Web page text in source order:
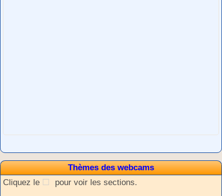
Thèmes des webcams
Cliquez le
pour voir les sections.